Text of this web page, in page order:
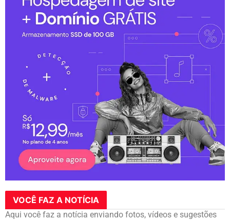
VOCÊ FAZ A NOTÍCIA
Aqui você faz a notícia enviando fotos, vídeos e sugestões